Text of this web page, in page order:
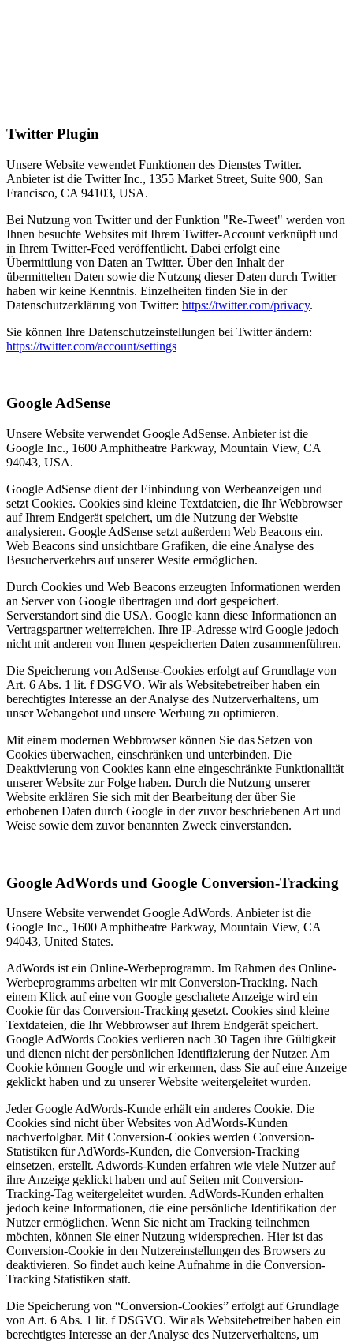
Twitter Plugin
Unsere Website vewendet Funktionen des Dienstes Twitter.
Anbieter ist die Twitter Inc., 1355 Market Street, Suite 900, San
Francisco, CA 94103, USA.
Bei Nutzung von Twitter und der Funktion "Re-Tweet" werden von
Ihnen besuchte Websites mit Ihrem Twitter-Account verknüpft und
in Ihrem Twitter-Feed veröffentlicht. Dabei erfolgt eine
Übermittlung von Daten an Twitter. Über den Inhalt der
übermittelten Daten sowie die Nutzung dieser Daten durch Twitter
haben wir keine Kenntnis. Einzelheiten finden Sie in der
Datenschutzerklärung von Twitter: https://twitter.com/privacy.
Sie können Ihre Datenschutzeinstellungen bei Twitter ändern:
https://twitter.com/account/settings
Google AdSense
Unsere Website verwendet Google AdSense. Anbieter ist die
Google Inc., 1600 Amphitheatre Parkway, Mountain View, CA
94043, USA.
Google AdSense dient der Einbindung von Werbeanzeigen und
setzt Cookies. Cookies sind kleine Textdateien, die Ihr Webbrowser
auf Ihrem Endgerät speichert, um die Nutzung der Website
analysieren. Google AdSense setzt außerdem Web Beacons ein.
Web Beacons sind unsichtbare Grafiken, die eine Analyse des
Besucherverkehrs auf unserer Wesite ermöglichen.
Durch Cookies und Web Beacons erzeugten Informationen werden
an Server von Google übertragen und dort gespeichert.
Serverstandort sind die USA. Google kann diese Informationen an
Vertragspartner weiterreichen. Ihre IP-Adresse wird Google jedoch
nicht mit anderen von Ihnen gespeicherten Daten zusammenführen.
Die Speicherung von AdSense-Cookies erfolgt auf Grundlage von
Art. 6 Abs. 1 lit. f DSGVO. Wir als Websitebetreiber haben ein
berechtigtes Interesse an der Analyse des Nutzerverhaltens, um
unser Webangebot und unsere Werbung zu optimieren.
Mit einem modernen Webbrowser können Sie das Setzen von
Cookies überwachen, einschränken und unterbinden. Die
Deaktivierung von Cookies kann eine eingeschränkte Funktionalität
unserer Website zur Folge haben. Durch die Nutzung unserer
Website erklären Sie sich mit der Bearbeitung der über Sie
erhobenen Daten durch Google in der zuvor beschriebenen Art und
Weise sowie dem zuvor benannten Zweck einverstanden.
Google AdWords und Google Conversion-Tracking
Unsere Website verwendet Google AdWords. Anbieter ist die
Google Inc., 1600 Amphitheatre Parkway, Mountain View, CA
94043, United States.
AdWords ist ein Online-Werbeprogramm. Im Rahmen des Online-
Werbeprogramms arbeiten wir mit Conversion-Tracking. Nach
einem Klick auf eine von Google geschaltete Anzeige wird ein
Cookie für das Conversion-Tracking gesetzt. Cookies sind kleine
Textdateien, die Ihr Webbrowser auf Ihrem Endgerät speichert.
Google AdWords Cookies verlieren nach 30 Tagen ihre Gültigkeit
und dienen nicht der persönlichen Identifizierung der Nutzer. Am
Cookie können Google und wir erkennen, dass Sie auf eine Anzeige
geklickt haben und zu unserer Website weitergeleitet wurden.
Jeder Google AdWords-Kunde erhält ein anderes Cookie. Die
Cookies sind nicht über Websites von AdWords-Kunden
nachverfolgbar. Mit Conversion-Cookies werden Conversion-
Statistiken für AdWords-Kunden, die Conversion-Tracking
einsetzen, erstellt. Adwords-Kunden erfahren wie viele Nutzer auf
ihre Anzeige geklickt haben und auf Seiten mit Conversion-
Tracking-Tag weitergeleitet wurden. AdWords-Kunden erhalten
jedoch keine Informationen, die eine persönliche Identifikation der
Nutzer ermöglichen. Wenn Sie nicht am Tracking teilnehmen
möchten, können Sie einer Nutzung widersprechen. Hier ist das
Conversion-Cookie in den Nutzereinstellungen des Browsers zu
deaktivieren. So findet auch keine Aufnahme in die Conversion-
Tracking Statistiken statt.
Die Speicherung von “Conversion-Cookies” erfolgt auf Grundlage
von Art. 6 Abs. 1 lit. f DSGVO. Wir als Websitebetreiber haben ein
berechtigtes Interesse an der Analyse des Nutzerverhaltens, um